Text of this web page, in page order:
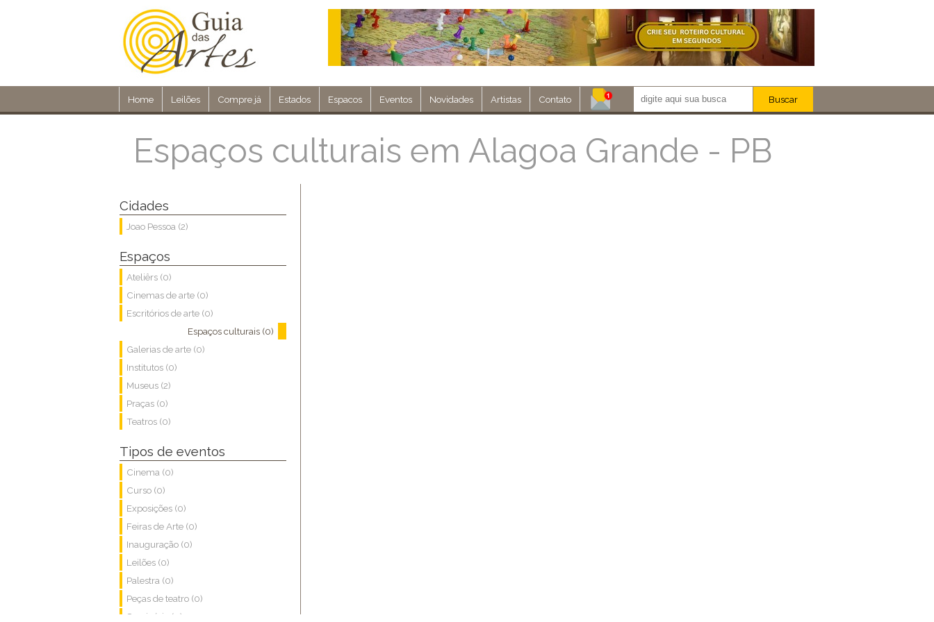
Home Leilões Compre já Estados Espacos Eventos Novidades Artistas Contato Buscar
Eventos
Espaços culturais em Alagoa Grande - PB
Cidades
Joao Pessoa (2)
Espaços
Ateliêrs (0)
Cinemas de arte (0)
Escritórios de arte (0)
Espaços culturais (0)
Galerias de arte (0)
Institutos (0)
Museus (2)
Praças (0)
Teatros (0)
Tipos de eventos
Cinema (0)
Curso (0)
Exposições (0)
Feiras de Arte (0)
Inauguração (0)
Leilões (0)
Palestra (0)
Peças de teatro (0)
Seminário (0)